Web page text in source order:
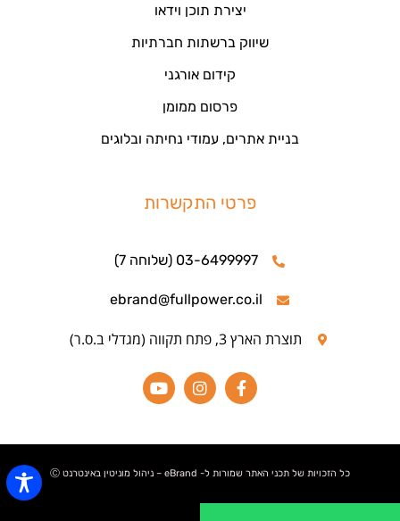
יצירת תוכן וידאו
שיווק ברשתות חברתיות
קידום אורגני
פרסום ממומן
בניית אתרים, עמודי נחיתה ובלוגים
פרטי התקשרות
03-6499997 (שלוחה 7)
ebrand@fullpower.co.il
תוצרת הארץ 3, פתח תקווה (מגדלי ב.ס.ר)
כל הזכויות של תכני האתר שמורות ל- eBrand – ניהול מוניטין באינטרנט Ⓒ